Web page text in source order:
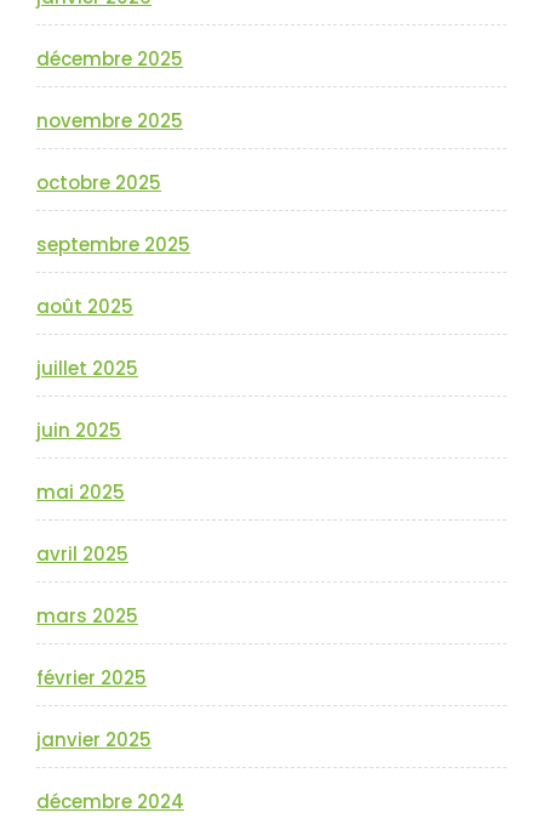
décembre 2025
novembre 2025
octobre 2025
septembre 2025
août 2025
juillet 2025
juin 2025
mai 2025
avril 2025
mars 2025
février 2025
janvier 2025
décembre 2024